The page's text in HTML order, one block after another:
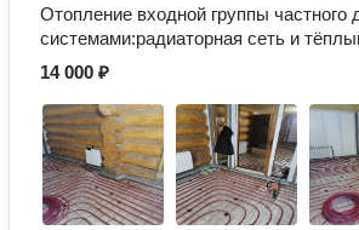
Отопление входной группы
системами:радиаторная сеть и
14 000 ₽